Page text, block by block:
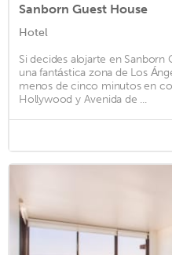
Sanborn Guest House
Hotel
Si decides alojarte en
una fantástica zona de Los
menos de cinco minutos en
Hollywood y Avenida de ...